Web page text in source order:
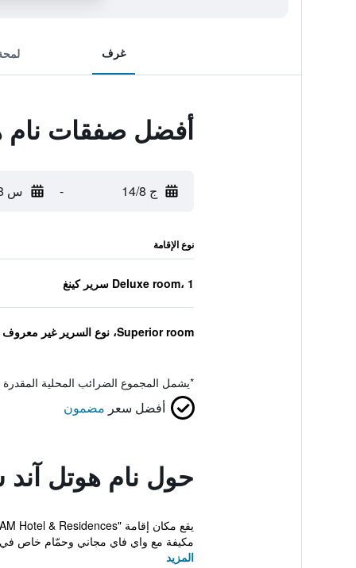
غرف
أفضل صفقات نام
ج 14/8 - س 15/8
نوع الإقامة
Deluxe room، 1 سرير كينغ
Superior room، نوع السرير غير معروف
*يشمل المجموع الضرائب المحلية
أفضل سعر مضمون
حول نام هوتل آند
مكيفة مع واي فاي مجاني وحمّام خاص في
المزيد